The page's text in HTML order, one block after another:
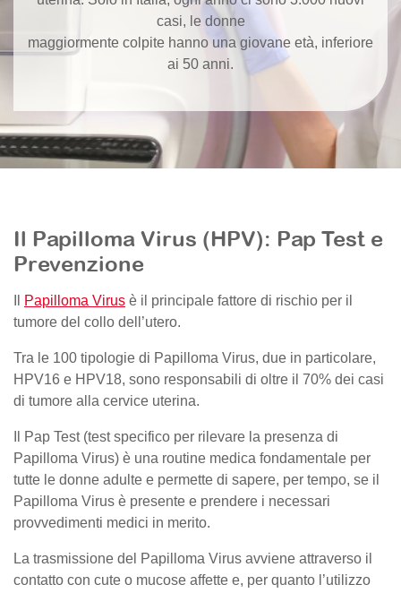
casi, le donne
maggiormente colpite hanno una giovane età, inferiore
ai 50 anni.
Il Papilloma Virus (HPV): Pap Test e
Prevenzione
Papilloma Virus è il principale fattore di rischio per il
tumore del collo dell’utero.
Tra le 100 tipologie di Papilloma Virus, due in particolare,
HPV16 e HPV18, sono responsabili di oltre il 70% dei casi
di tumore alla cervice uterina.
Il Pap Test (test specifico per rilevare la presenza di
Papilloma Virus) è una routine medica fondamentale per
tutte le donne adulte e permette di sapere, per tempo, se il
Papilloma Virus è presente e prendere i necessari
provvedimenti medici in merito.
La trasmissione del Papilloma Virus avviene attraverso il
contatto con cute o mucose affette e, per quanto l’utilizzo